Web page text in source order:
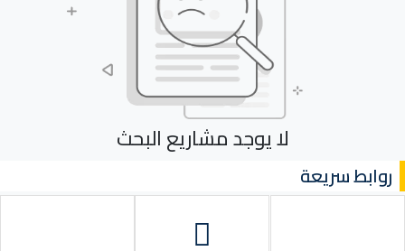
لا يوجد مشاريع البحث
روابط سريعة